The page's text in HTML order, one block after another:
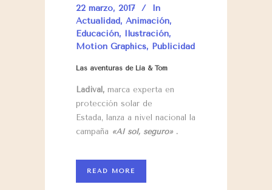
22 marzo, 2017
In
Actualidad, Animación,
Educación, Ilustración,
Motion Graphics, Publicidad
Las aventuras de Lia & Tom
Ladival, marca experta en
protección solar de
Estada, lanza a nivel nacional la
campaña «Al sol, seguro».
READ MORE